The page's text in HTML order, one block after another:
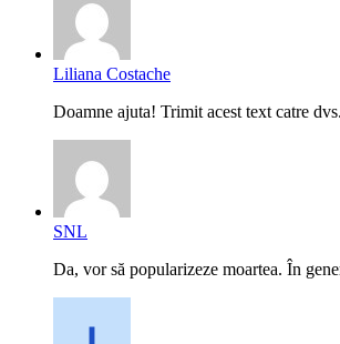
Liliana Costache
Doamne ajuta! Trimit acest text catre
SNL
Da, vor să popularizeze moartea. În